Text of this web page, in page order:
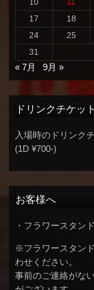
17
18
24
25
31
« 7月
9月 »
ドリンクチケッ
入場時のドリンク
(1D ¥700-)
お客様へ
・フラワースタン
※フラワースタン
わせください。
事前のご連絡がな